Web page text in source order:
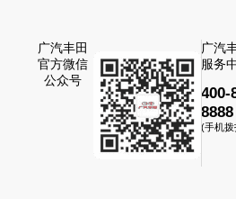
广汽丰田
官方微信
公众号
广汽
服务
400-
8888
(手机拨